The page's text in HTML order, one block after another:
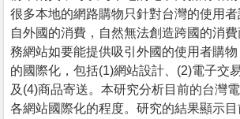
很多本地的網路購物只針對台灣的使用
自外國的消費，自然無法創造跨國的消
務網站如要能提供吸引外國的使用者購
的國際化，包括(1)網站設計、(2)電子交
及(4)商品寄送。本研究分析目前的台灣
各網站國際化的程度。研究的結果顯示